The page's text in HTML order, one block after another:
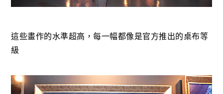
這些畫作的水準超高，每一幅都像是官方推出的桌布等
級